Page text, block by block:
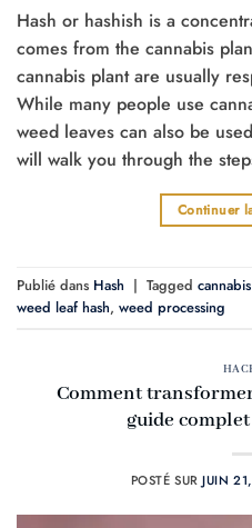
Hash or hashish is a
comes from the cannabis
cannabis plant are usually
While many people use
weed leaves can also be
will walk you through the
Continuer
Publié dans Hash | Tagged
weed leaf hash, weed processing
Comment
guide
POSTÉ SURJUIN